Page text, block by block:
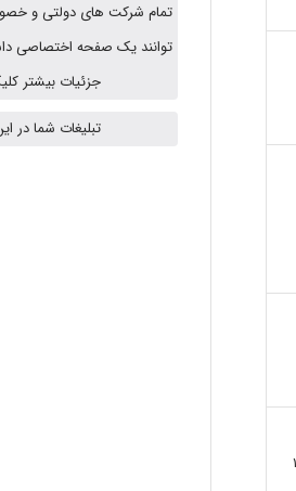
تمام شرکت های دولتی و
توانند یک صفحه اختصاصی
جزئیات بیشتر
تبلیغات شما در